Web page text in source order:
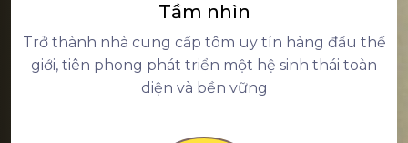
Tầm nhìn
Trở thành nhà cung cấp tôm uy tín hàng đầu thế
giới, tiên phong phát triển một hệ sinh thái toàn
diện và bền vững